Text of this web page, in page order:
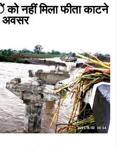
नहीं मिला फीता काटने
अवसर